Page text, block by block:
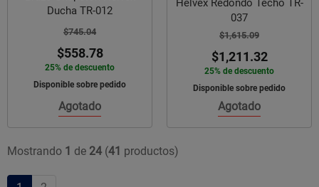
Ducha TR-012
$745.04
$558.78
25% de descuento
Disponible sobre pedido
Agotado
Helvex Redondo Techo TR-
037
$1,615.09
$1,211.32
25% de descuento
Disponible sobre pedido
Agotado
Mostrando 1 de 24 (41 productos)